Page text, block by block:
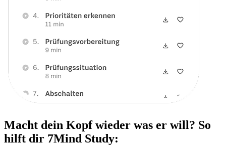
Macht dein Kopf wieder was er will? So
hilft dir 7Mind Study: